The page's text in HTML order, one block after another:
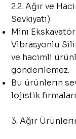
2.2. Ağır ve
Sevkiyatı)
Mini
Vibrasyonlu
ve hacimli
gönderilemez.
Bu ürünlerin
lojistik firmaları
3. Ağır